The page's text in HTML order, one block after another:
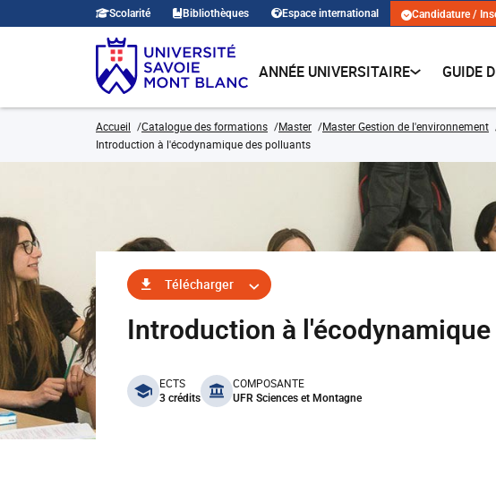
Scolarité Bibliothèques Espace international Candidature /
ANNÉE UNIVERSITAIRE GUIDE
Accueil Catalogue des formations Master Master Gestion de l'environnement
Introduction à l'écodynamique des polluants
Télécharger
Introduction à
benefits
ECTS
3 crédits
COMPOSANTE
UFR Sciences et Montagne